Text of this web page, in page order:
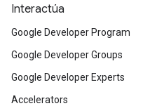
Interactúa
Google Developer Program
Google Developer Groups
Google Developer Experts
Accelerators